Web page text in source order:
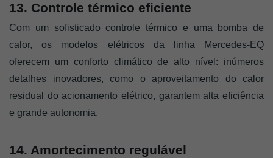
13. Controle térmico eficiente
Com um sofisticado controle térmico e uma bomba de
calor, os modelos elétricos da linha Mercedes-EQ
oferecem um conforto climático de alto nível: inúmeros
detalhes inovadores, como o aproveitamento do calor
residual do acionamento elétrico, garantem alta eficiência
e grande autonomia.
14. Amortecimento regulável